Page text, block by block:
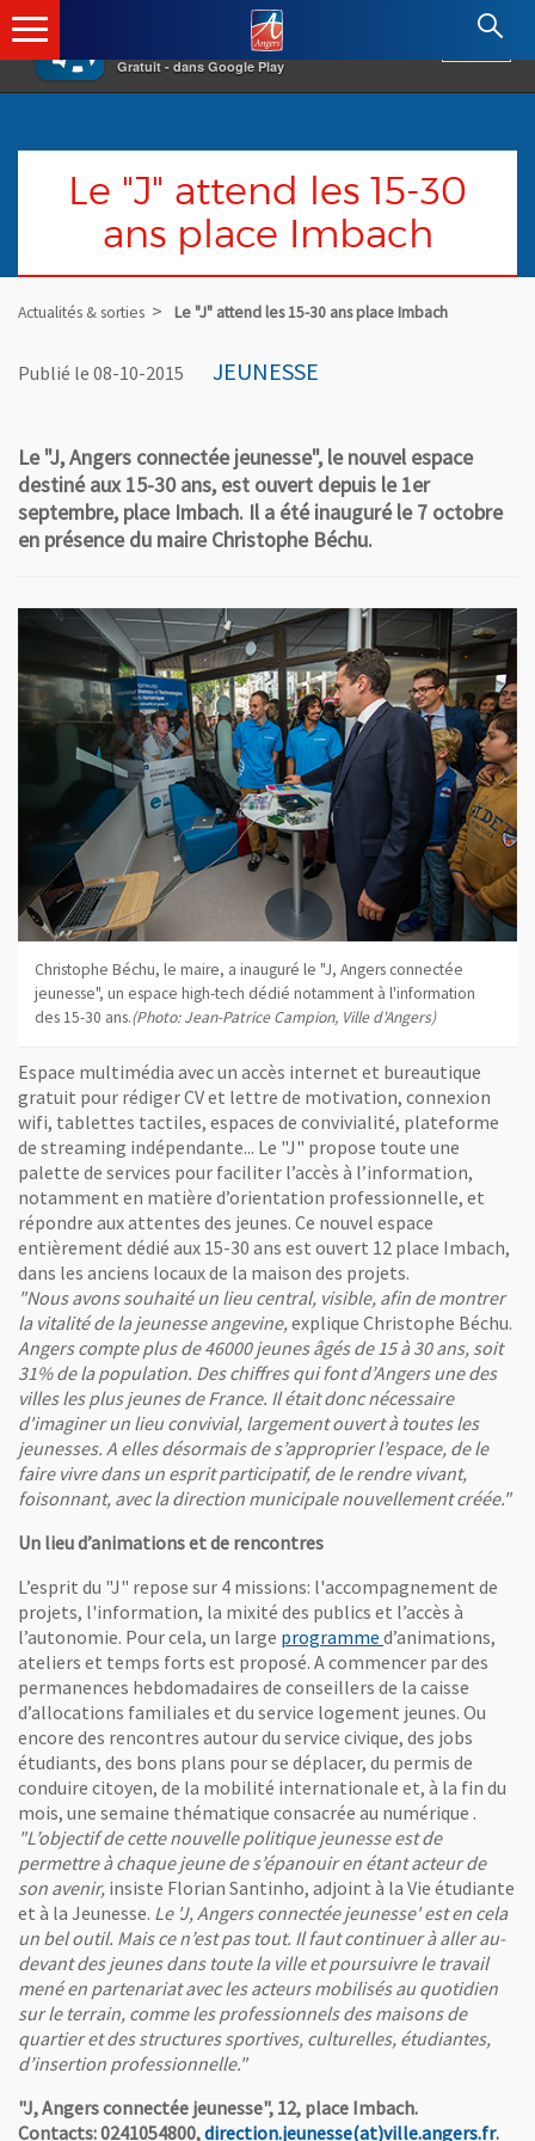
×
Gratuit - dans Google Play
Angers.fr : Retour à l'accueil
Le "J" attend les 15-30
ans place Imbach
Actualités & sorties Le "J" attend les 15-30 ans place Imbach
Publié le 08-10-2015 JEUNESSE
Le "J, Angers connectée jeunesse", le nouvel espace
destiné aux 15-30 ans, est ouvert depuis le 1er
septembre, place Imbach. Il a été inauguré le 7 octobre
en présence du maire Christophe Béchu.
Christophe Béchu, le maire, a inauguré le "J, Angers connectée
jeunesse", un espace high-tech dédié notamment à l'information
des 15-30 ans.(Photo: Jean-Patrice Campion, Ville d'Angers)
Espace multimédia avec un accès internet et bureautique
gratuit pour rédiger CV et lettre de motivation, connexion
wifi, tablettes tactiles, espaces de convivialité, plateforme
de streaming indépendante... Le "J" propose toute une
palette de services pour faciliter l’accès à l’information,
notamment en matière d’orientation professionnelle, et
répondre aux attentes des jeunes. Ce nouvel espace
entièrement dédié aux 15-30 ans est ouvert 12 place Imbach,
dans les anciens locaux de la maison des projets.
"Nous avons souhaité un lieu central, visible, afin de montrer
la vitalité de la jeunesse angevine, explique Christophe Béchu.
Angers compte plus de 46000 jeunes âgés de 15 à 30 ans, soit
31% de la population. Des chiffres qui font d’Angers une des
villes les plus jeunes de France. Il était donc nécessaire
d'imaginer un lieu convivial, largement ouvert à toutes les
jeunesses. A elles désormais de s’approprier l’espace, de le
faire vivre dans un esprit participatif, de le rendre vivant,
foisonnant, avec la direction municipale nouvellement créée."
Un lieu d’animations et de rencontres
L’esprit du "J" repose sur 4 missions: l'accompagnement de
projets, l'information, la mixité des publics et l’accès à
l’autonomie. Pour cela, un large programme , Ouvre une
d’animations,
ateliers et temps forts est proposé. A commencer par des
permanences hebdomadaires de conseillers de la caisse
d’allocations familiales et du service logement jeunes. Ou
encore des rencontres autour du service civique, des jobs
étudiants, des bons plans pour se déplacer, du permis de
conduire citoyen, de la mobilité internationale et, à la fin du
mois, une semaine thématique consacrée au numérique .
"L’objectif de cette nouvelle politique jeunesse est de
permettre à chaque jeune de s’épanouir en étant acteur de
son avenir, insiste Florian Santinho, adjoint à la Vie étudiante
et à la Jeunesse. Le 'J, Angers connectée jeunesse' est en cela
un bel outil. Mais ce n’est pas tout. Il faut continuer à aller au-
devant des jeunes dans toute la ville et poursuivre le travail
mené en partenariat avec les acteurs mobilisés au quotidien
sur le terrain, comme les professionnelsdes maisons de
quartier etdes structures sportives, culturelles, étudiantes,
d’insertion professionnelle."
"J, Angers connectée jeunesse", 12, place Imbach.
Contacts: 0241054800,direction.jeunesse(at)ville.angers.fr,.